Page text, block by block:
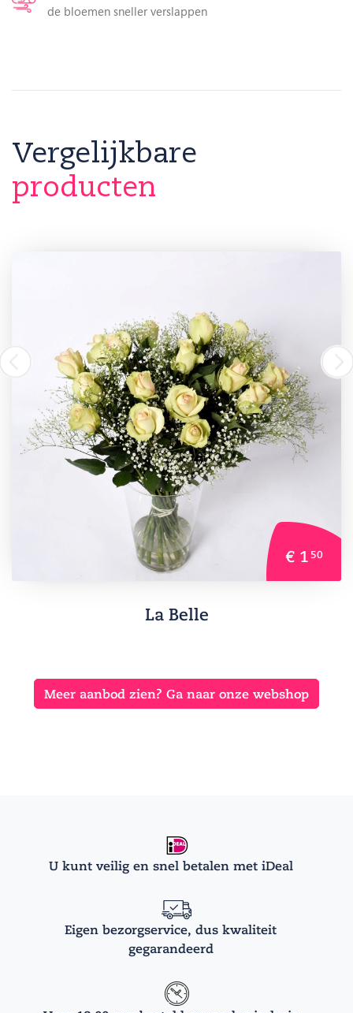
de bloemen sneller verslappen
Vergelijkbare
producten
€ 1 50
La Belle
Meer aanbod zien? Ga naar onze webshop
U kunt veilig en snel betalen met iDeal
Eigen bezorgservice, dus kwaliteit
gegarandeerd